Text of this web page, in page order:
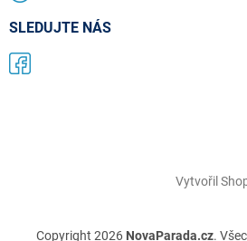
SLEDUJTE NÁS
Vytvořil
Copyright 2026 NovaParada.cz.